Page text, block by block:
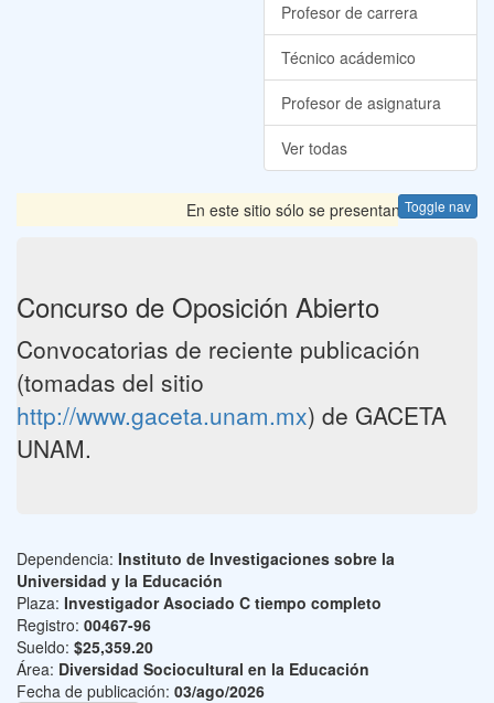
Profesor de carrera
Técnico acádemico
Profesor de asignatura
Ver todas
Toggle nav
En este sitio sólo se presentan las
Concurso de Oposición Abierto
Convocatorias de reciente publicación
(tomadas del sitio
http://www.gaceta.unam.mx) de GACETA
UNAM.
Dependencia: Instituto de Investigaciones sobre la
Universidad y la Educación
Plaza: Investigador Asociado C tiempo completo
Registro: 00467-96
Sueldo: $25,359.20
Área: Diversidad Sociocultural en la Educación
Fecha de publicación: 03/ago/2026